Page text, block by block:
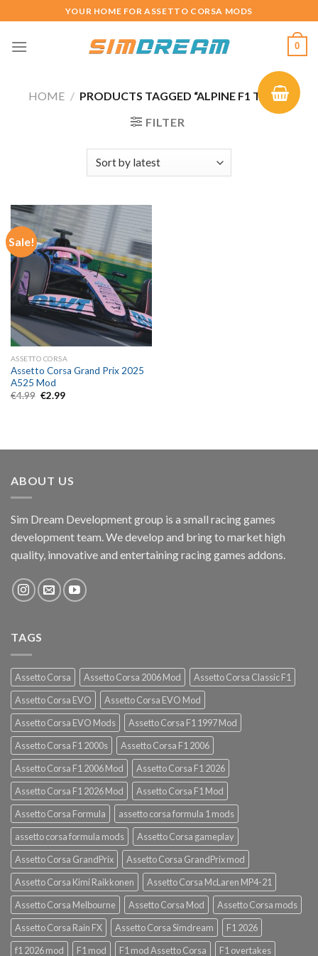
to
content
YOUR HOME FOR ASSETTO CORSA MODS
0
HOME / PRODUCTS TAGGED “ALPINE F1 TEAM”
FILTER
Sale!
ASSETTO CORSA
Assetto Corsa Grand Prix 2025
A525 Mod
€4.99 Original
€2.99Current
ABOUT US
Sim Dream Development group is a small racing games
development team. We develop and bring to market high
quality, innovative and entertaining racing games addons.
TAGS
Assetto Corsa Assetto Corsa 2006 Mod
Assetto Corsa Classic F1
Assetto Corsa EVO
Assetto Corsa EVO Mod
Assetto Corsa EVO Mods
Assetto Corsa F1 1997 Mod
Assetto Corsa F1 2000s
Assetto Corsa F1 2006
Assetto Corsa F1 2006 Mod
Assetto Corsa F1 2026
Assetto Corsa F1 2026 Mod
Assetto Corsa F1 Mod
Assetto Corsa Formula
assetto corsa formula 1 mods
assetto corsa formula mods
Assetto Corsa gameplay
Assetto Corsa GrandPrix
Assetto Corsa GrandPrix mod
Assetto Corsa Kimi Raikkonen
Assetto Corsa McLaren MP4-21
Assetto Corsa Melbourne
Assetto Corsa Mod
Assetto Corsa mods
Assetto Corsa Rain FX
Assetto Corsa Simdream
F1 2026
f1 2026 mod
F1 mod F1 mod Assetto Corsa F1 overtakes